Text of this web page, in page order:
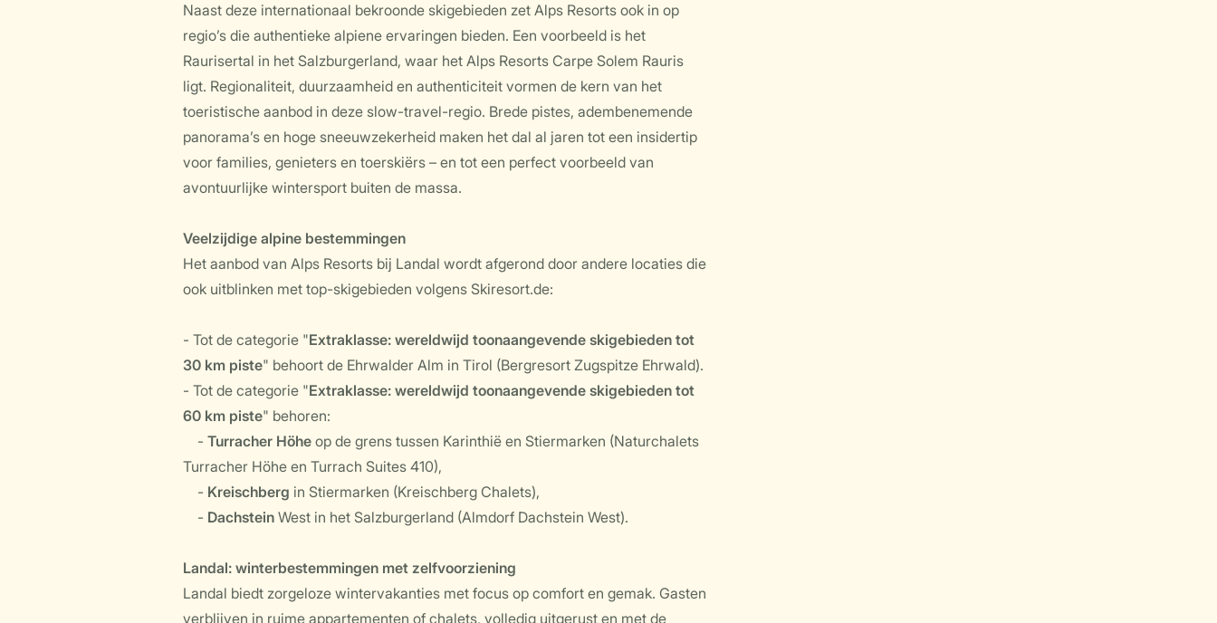
Naast deze internationaal bekroonde skigebieden zet Alps Resorts ook in op
regio’s die authentieke alpiene ervaringen bieden. Een voorbeeld is het
Raurisertal in het Salzburgerland, waar het Alps Resorts Carpe Solem Rauris
ligt. Regionaliteit, duurzaamheid en authenticiteit vormen de kern van het
toeristische aanbod in deze slow-travel-regio. Brede pistes, adembenemende
panorama’s en hoge sneeuwzekerheid maken het dal al jaren tot een insidertip
voor families, genieters en toerskiërs – en tot een perfect voorbeeld van
avontuurlijke wintersport buiten de massa.
Veelzijdige alpine bestemmingen
Het aanbod van Alps Resorts bij Landal wordt afgerond door andere locaties die
ook uitblinken met top-skigebieden volgens Skiresort.de:
- Tot de categorie "Extraklasse: wereldwijd toonaangevende skigebieden tot
30 km piste" behoort de Ehrwalder Alm in Tirol (Bergresort Zugspitze Ehrwald).
- Tot de categorie "Extraklasse: wereldwijd toonaangevende skigebieden tot
60 km piste" behoren:
- Turracher Höhe op de grens tussen Karinthië en Stiermarken (Naturchalets
Turracher Höhe en Turrach Suites 410),
- Kreischberg in Stiermarken (Kreischberg Chalets),
- Dachstein West in het Salzburgerland (Almdorf Dachstein West).
Landal: winterbestemmingen met zelfvoorziening
Landal biedt zorgeloze wintervakanties met focus op comfort en gemak. Gasten
verblijven in ruime appartementen of chalets, volledig uitgerust en met de